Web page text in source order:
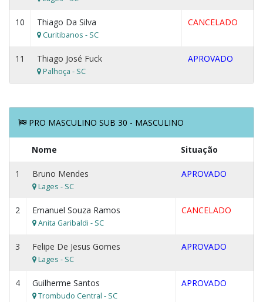
10 Thiago Da Silva
Curitibanos - SC
CANCELADO
11 Thiago José Fuck
Palhoça - SC
APROVADO
PRO MASCULINO SUB 30 - MASCULINO
Nome Situação
1 Bruno Mendes
Lages - SC
APROVADO
2 Emanuel Souza Ramos
Anita Garibaldi - SC
CANCELADO
3 Felipe De Jesus Gomes
Lages - SC
APROVADO
4 Guilherme Santos
Trombudo Central - SC
APROVADO